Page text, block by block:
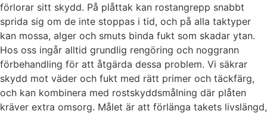
förlorar sitt skydd. På plåttak kan rostangrepp snabbt
sprida sig om de inte stoppas i tid, och på alla taktyper
kan mossa, alger och smuts binda fukt som skadar ytan.
Hos oss ingår alltid grundlig rengöring och noggrann
förbehandling för att åtgärda dessa problem. Vi säkrar
skydd mot väder och fukt med rätt primer och täckfärg,
och kan kombinera med rostskyddsmålning där plåten
kräver extra omsorg. Målet är att förlänga takets livslängd,